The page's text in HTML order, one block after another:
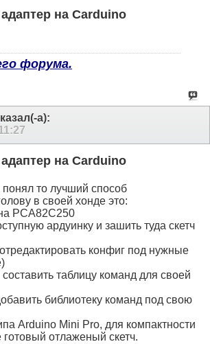
на Carduino
форума.
а):
на Carduino
то лучший способ
в своей хонде это:
PCA82C250
ардуинку и зашить туда скетч
конфиг под нужные
таблицу команд для своей
библиотеку команд под свою
Arduino Mini Pro, для компактности
готовый отлаженый скетч.